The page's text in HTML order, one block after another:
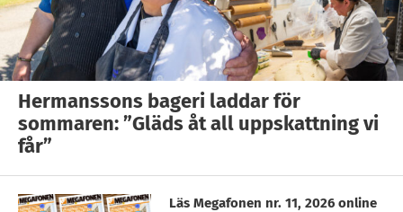
Hermanssons bageri laddar för
sommaren: ”Gläds åt all uppskattning vi
får”
Läs Megafonen nr. 11, 2026 online